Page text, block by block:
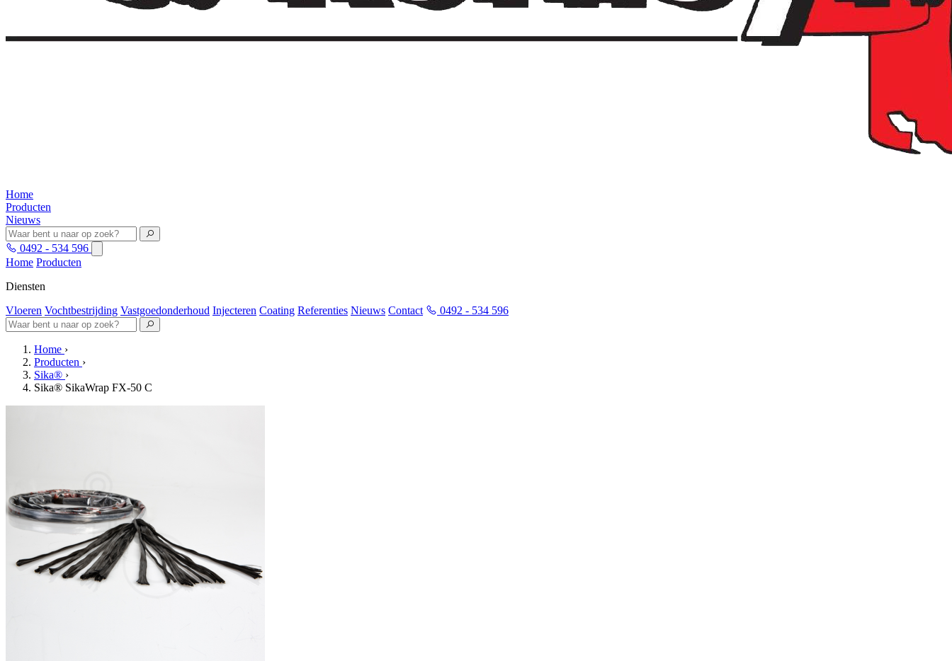
Home
Producten
Nieuws
0492 - 534 596
Home Producten
Diensten
Vloeren Vochtbestrijding Vastgoedonderhoud Injecteren Coating Referenties Nieuws Contact 0492 - 534 596
Home ›
Producten ›
Sika® ›
Sika® SikaWrap FX-50 C